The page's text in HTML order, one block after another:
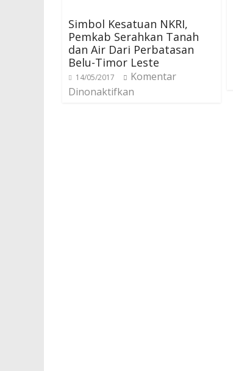
Simbol Kesatuan NKRI,
Pemkab Serahkan Tanah
dan Air Dari Perbatasan
Belu-Timor Leste
14/05/2017
Komentar
Dinonaktifkan